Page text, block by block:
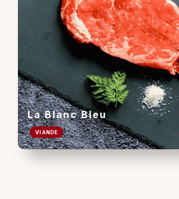
La Blanc Bleu
VIANDE